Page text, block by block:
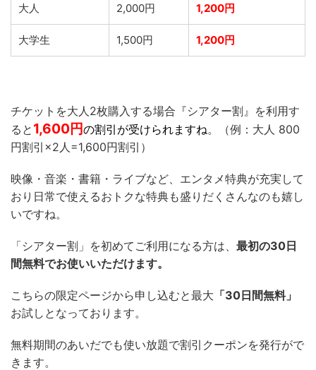
大人 2,000円 1,200円
大学生 1,500円 1,200円
チケットを大人2枚購入する場合『シアター割』を利用す
ると 1,600円の割引が受けられますね。（例：大人 800
円割引×2人=1,600円割引）
映像・音楽・書籍・ライブなど、エンタメ特典が充実して
おり日常で使えるおトクな特典も盛りだくさんなのも嬉し
いですね。
「シアター割 」を初めてご利用になる方は、 最初の30日
間無料でお使いいただけます。
こちらの限定ページから申し込むと最大 「30日間無料」
お試しとなっております。
無料期間のあいだでも使い放題で割引クーポンを発行がで
きます。